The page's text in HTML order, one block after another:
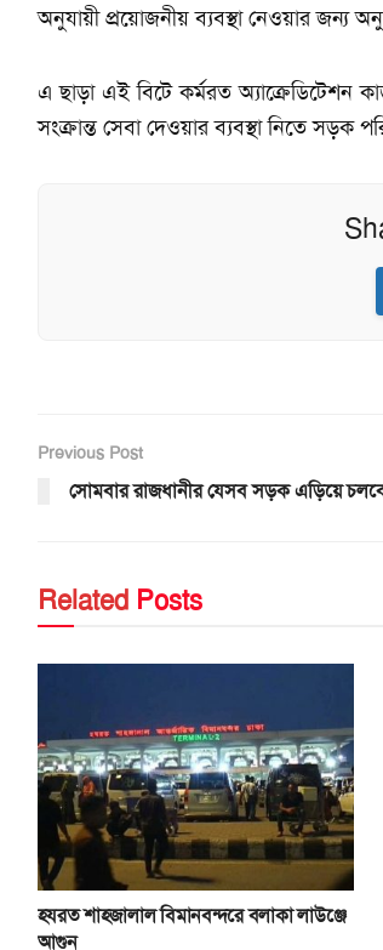
অনুযায়ী প্রয়োজনীয় ব্যবস্থা নেওয়ার জন্য
এ ছাড়া এই বিটে কর্মরত অ্যাক্রেডিটেশন
সংক্রান্ত সেবা দেওয়ার ব্যবস্থা নিতে সড়ক
Previous Post
সোমবার রাজধানীর যেসব সড়ক এড়িয়ে
RelatedPosts
হযরত শাহজালাল বিমানবন্দরে বলাকা লাউঞ্জে
আগুন